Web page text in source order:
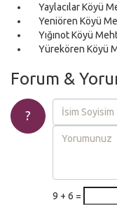
Yaylacılar Köyü
Yeniören Köyü
Yığınot Köyü
Yürekören Köyü
Forum &
?
9 + 6 =